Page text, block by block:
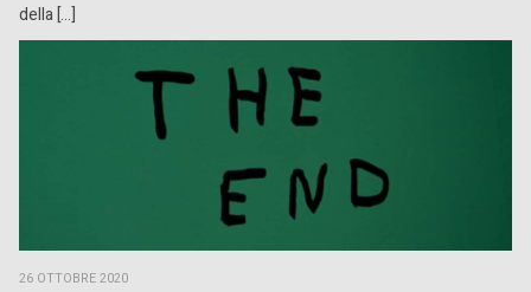
della […]
26 OTTOBRE 2020